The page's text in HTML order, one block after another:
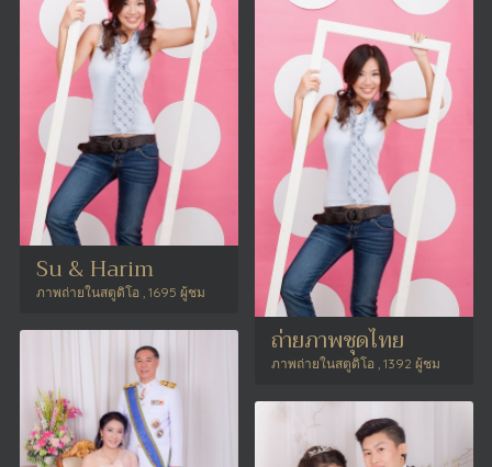
Su & Harim
ภาพถ่ายในสตูดิโอ , 1695 ผู้ชม
ถ่ายภาพชุดไทย
ภาพถ่ายในสตูดิโอ , 1392 ผู้ชม